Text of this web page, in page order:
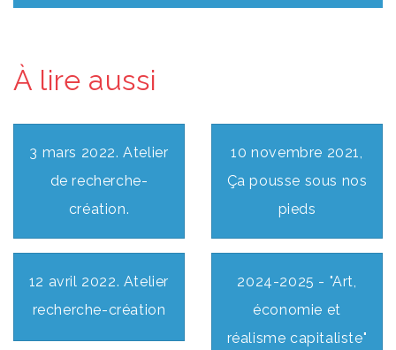
À lire aussi
3 mars 2022. Atelier
de recherche-
création.
10 novembre 2021,
Ça pousse sous nos
pieds
12 avril 2022. Atelier
recherche-création
2024-2025 - "Art,
économie et
réalisme capitaliste"